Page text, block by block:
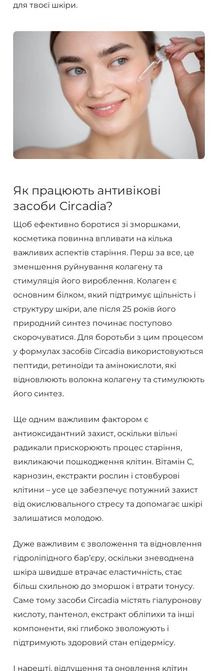
для твоєї шкіри.
Як працюють антивікові
засоби Circadia?
Щоб ефективно боротися зі зморшками,
косметика повинна впливати на кілька
важливих аспектів старіння. Перш за все, це
зменшення руйнування колагену та
стимуляція його вироблення. Колаген є
основним білком, який підтримує щільність і
структуру шкіри, але після 25 років його
природний синтез починає поступово
скорочуватися. Для боротьби з цим процесом
у формулах засобів Circadia використовуються
пептиди, ретиноїди та амінокислоти, які
відновлюють волокна колагену та стимулюють
його синтез.
Ще одним важливим фактором є
антиоксидантний захист, оскільки вільні
радикали прискорюють процес старіння,
викликаючи пошкодження клітин. Вітамін С,
карнозин, екстракти рослин і стовбурові
клітини – усе це забезпечує потужний захист
від окислювального стресу та допомагає шкірі
залишатися молодою.
Дуже важливим є зволоження та відновлення
гідроліпідного бар’єру, оскільки зневоднена
шкіра швидше втрачає еластичність, стає
більш схильною до зморшок і втрати тонусу.
Саме тому засоби Circadia містять гіалуронову
кислоту, пантенол, екстракт обліпихи та інші
компоненти, які глибоко зволожують і
підтримують здоровий стан епідермісу.
І нарешті, відлущення та оновлення клітин